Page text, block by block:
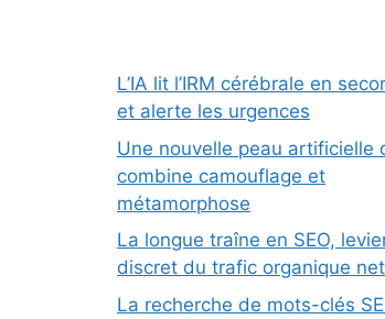
L’IA lit l’IRM cérébrale en
et alerte les urgences
Une nouvelle peau artificielle
combine camouflage et
métamorphose
La longue traîne en SEO,
discret du trafic organique
La recherche de mots-clés